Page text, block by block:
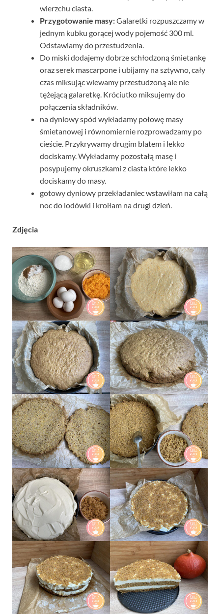
wierzchu ciasta.
Przygotowanie masy:Galaretki rozpuszczamy w
jednym kubku gorącej wody pojemość 300 ml.
Odstawiamy do przestudzenia.
Do miski dodajemy dobrze schłodzoną śmietankę
oraz serek mascarpone i ubijamy na sztywno, cały
czas miksując wlewamy przestudzoną ale nie
tężejącą galaretkę. Króciutko miksujemy do
połączenia składników.
na dyniowy spód wykładamy połowę masy
śmietanowej i równomiernie rozprowadzamy po
cieście. Przykrywamy drugim blatem i lekko
dociskamy. Wykładamy pozostałą masę i
posypujemy okruszkami z ciasta które lekko
dociskamy do masy.
gotowy dyniowy przekładaniec wstawiłam na całą
noc do lodówki i kroiłam na drugi dzień.
Zdjęcia